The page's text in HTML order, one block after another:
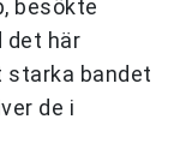
besökte
det här
starka bandet
de i